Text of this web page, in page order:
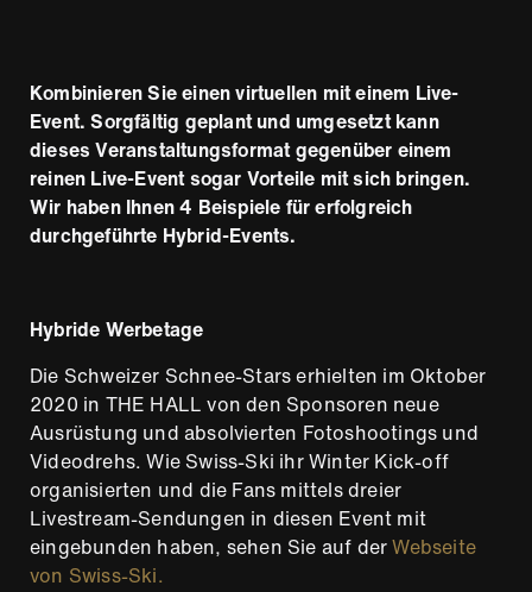
Kombinieren Sie einen virtuellen mit einem Live-
Event. Sorgfältig geplant und umgesetzt kann
dieses Veranstaltungsformat gegenüber einem
reinen Live-Event sogar Vorteile mit sich bringen.
Wir haben Ihnen 4 Beispiele für erfolgreich
durchgeführte Hybrid-Events.
Hybride Werbetage
Die Schweizer Schnee-Stars erhielten im Oktober
2020 in THE HALL von den Sponsoren neue
Ausrüstung und absolvierten Fotoshootings und
Videodrehs. Wie Swiss-Ski ihr Winter Kick-off
organisierten und die Fans mittels dreier
Livestream-Sendungen in diesen Event mit
eingebunden haben, sehen Sie auf derWebseite
von Swiss-Ski.